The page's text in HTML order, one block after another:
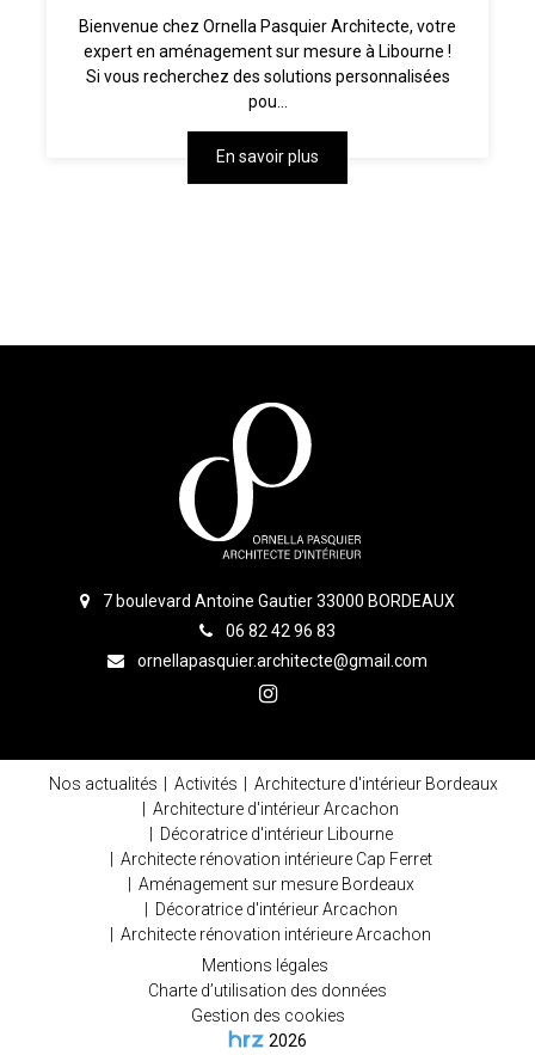
Bienvenue chez Ornella Pasquier Architecte, votre
expert en aménagement sur mesure à Libourne !
Si vous recherchez des solutions personnalisées
pou...
En savoir plus
7 boulevard Antoine Gautier 33000 BORDEAUX
06 82 42 96 83
ornellapasquier.architecte@gmail.com
Nos actualités Activités
Architecture d'intérieur Bordeaux
Architecture d'intérieur Arcachon
Décoratrice d'intérieur Libourne
Architecte rénovation intérieure Cap Ferret
Aménagement sur mesure Bordeaux
Décoratrice d'intérieur Arcachon
Architecte rénovation intérieure Arcachon
Mentions légales
Charte d’utilisation des données
Gestion des cookies
2026